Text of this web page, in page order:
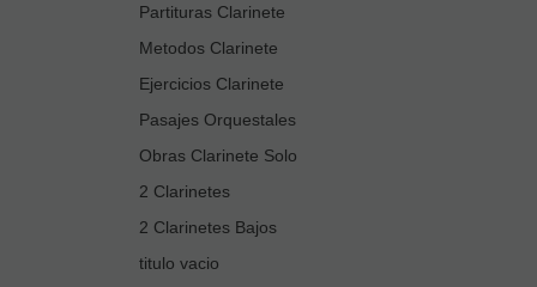
Partituras Clarinete
Metodos Clarinete
Ejercicios Clarinete
Pasajes Orquestales
Obras Clarinete Solo
2 Clarinetes
2 Clarinetes Bajos
titulo vacio